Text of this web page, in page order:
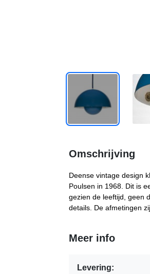
Omschrijving
Deense vintage design
Poulsen in 1968. Dit is
gezien de leeftijd, geen
details. De afmetingen
Meer info
Levering: